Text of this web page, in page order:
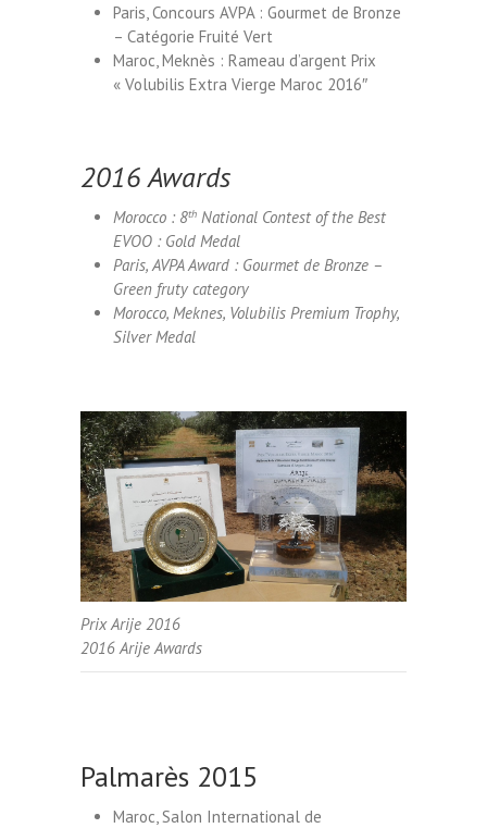
Paris, Concours AVPA : Gourmet de Bronze
– Catégorie Fruité Vert
Maroc, Meknès : Rameau d’argent Prix
« Volubilis Extra Vierge Maroc 2016″
2016 Awards
Morocco : 8th National Contest of the Best
EVOO : Gold Medal
Paris, AVPA Award : Gourmet de Bronze –
Green fruty category
Morocco, Meknes, Volubilis Premium Trophy,
Silver Medal
Prix Arije 2016
2016 Arije Awards
Palmarès 2015
Maroc, Salon International de